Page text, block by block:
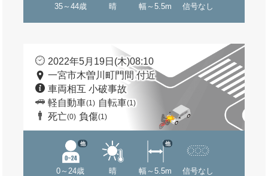
35～44歳 晴 幅～5.5m 信号なし
2022年5月19日(木)08:10
一宮市木曽川町門間 付近
車両相互 小破事故
軽自動車(1) 自転車(1)
死亡(0) 負傷(1)
0～24歳
他
晴 幅～5.5m
他
信号なし